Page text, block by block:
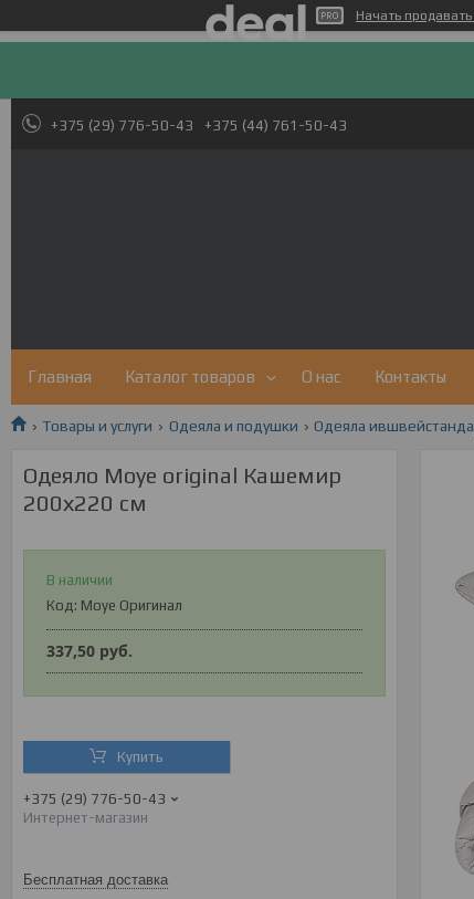
Начать
+375 (29) 776-50-43 +375 (44) 761-50-43
Главная Каталог товаров О нас Контакты
Товары и услуги Одеяла и подушки Одеяла
Одеяло Moye original Кашемир
200х220 см
В наличии
Код: Moye Оригинал
337,50 руб.
Купить
+375 (29) 776-50-43
Интернет-магазин
Бесплатная доставка